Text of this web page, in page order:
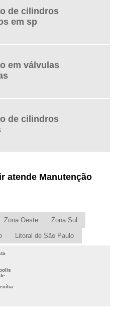
de cilindros
em sp
em válvulas
de cilindros
atende Manutenção
Zona Oeste Zona Sul
Litoral de São Paulo